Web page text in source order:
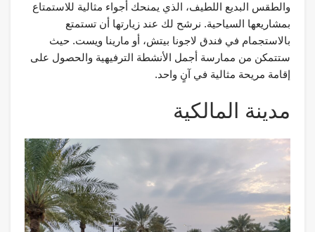
والطقس البديع اللطيف، الذي يمنحك أجواء مثالية للاستمتاع
بمشاريعها السياحية. نرشح لك عند زيارتها أن تستمتع
بالاستجمام في فندق لاجونا بيتش، أو مارينا ويست. حيث
ستتمكن من ممارسة أجمل الأنشطة الترفيهية والحصول على
إقامة مريحة مثالية في آنٍ واحد.
مدينة المالكية